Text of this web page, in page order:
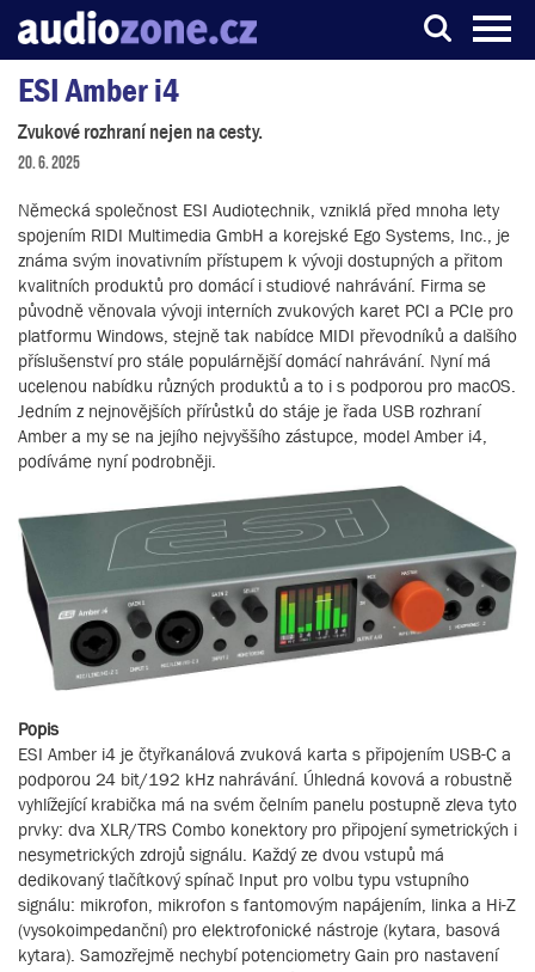
Server o digitálním zpracování zvuku
ESI Amber i4
Zvukové rozhraní nejen na cesty.
20. 6. 2025
Německá společnost ESI Audiotechnik, vzniklá před mnoha lety
spojením RIDI Multimedia GmbH a korejské Ego Systems, Inc., je
známa svým inovativním přístupem k vývoji dostupných a přitom
kvalitních produktů pro domácí i studiové nahrávání. Firma se
původně věnovala vývoji interních zvukových karet PCI a PCIe pro
platformu Windows, stejně tak nabídce MIDI převodníků a dalšího
příslušenství pro stále populárnější domácí nahrávání. Nyní má
ucelenou nabídku různých produktů a to i s podporou pro macOS.
Jedním z nejnovějších přírůstků do stáje je řada USB rozhraní
Amber a my se na jejího nejvyššího zástupce, model Amber i4,
podíváme nyní podrobněji.
Popis
ESI Amber i4 je čtyřkanálová zvuková karta s připojením USB-C a
podporou 24 bit/192 kHz nahrávání. Úhledná kovová a robustně
vyhlížející krabička má na svém čelním panelu postupně zleva tyto
prvky: dva XLR/TRS Combo konektory pro připojení symetrických i
nesymetrických zdrojů signálu. Každý ze dvou vstupů má
dedikovaný tlačítkový spínač Input pro volbu typu vstupního
signálu: mikrofon, mikrofon s fantomovým napájením, linka a Hi-Z
(vysokoimpedanční) pro elektrofonické nástroje (kytara, basová
kytara). Samozřejmě nechybí potenciometry Gain pro nastavení